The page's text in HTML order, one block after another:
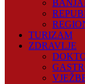
TURIZAM
ZDRAVLJE